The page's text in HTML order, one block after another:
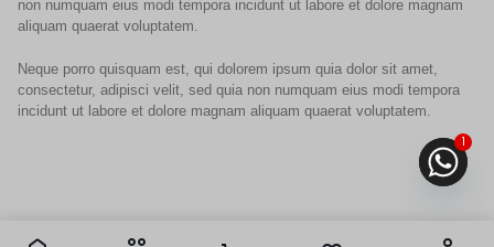
non numquam eius modi tempora incidunt ut labore et dolore magnam
aliquam quaerat voluptatem.
Neque porro quisquam est, qui dolorem ipsum quia dolor sit amet,
consectetur, adipisci velit, sed quia non numquam eius modi tempora
incidunt ut labore et dolore magnam aliquam quaerat voluptatem.
1